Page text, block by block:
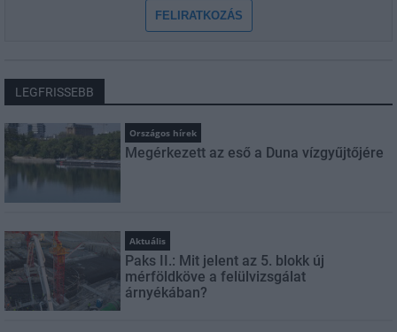
FELIRATKOZÁS
LEGFRISSEBB
Országos hírek
Megérkezett az eső a Duna vízgyűjtőjére
Aktuális
Paks II.: Mit jelent az 5. blokk új
mérföldköve a felülvizsgálat
árnyékában?